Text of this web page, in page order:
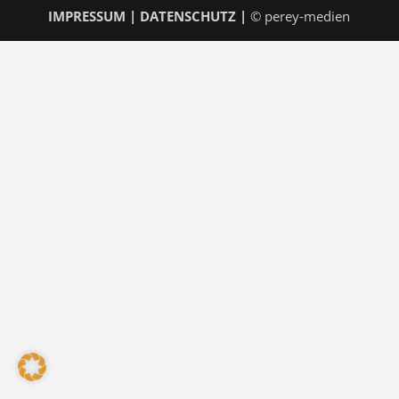
IMPRESSUM | DATENSCHUTZ | © perey-medien